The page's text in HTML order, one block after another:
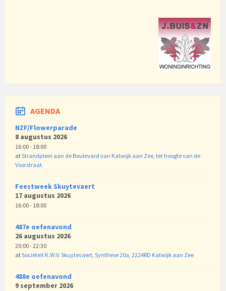
AGENDA
NZF/Flowerparade
8 augustus 2026
16:00 - 18:00
atStrandplein aan de Boulevard van Katwijk aan Zee, ter hoogte van de
Voorstraat.
Feestweek Skuytevaert
17 augustus 2026
16:00 - 18:00
487e oefenavond
26 augustus 2026
20:00 - 22:30
atSociëteit K.W.V. Skuytevaert, Synthese 20a, 2224RD Katwijk aan Zee
488e oefenavond
9 september 2026